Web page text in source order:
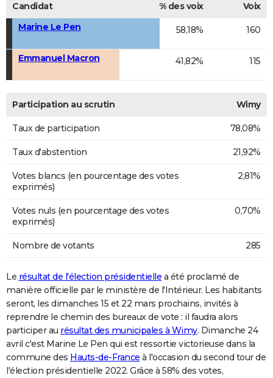
Candidat % des voix
Voix
Marine Le Pen
58,18% 160
Emmanuel Macron 41,82% 115
Participation au scrutin Wimy
Taux de participation 78,08%
Taux d'abstention 21,92%
Votes blancs (en pourcentage des votes
exprimés)
2,81%
Votes nuls (en pourcentage des votes
exprimés)
0,70%
Nombre de votants 285
Le résultat de l'élection présidentielle a été proclamé de
manière officielle par le ministère de l'Intérieur. Les habitants
seront, les dimanches 15 et 22 mars prochains, invités à
reprendre le chemin des bureaux de vote : il faudra alors
participer au résultat des municipales à Wimy. Dimanche 24
avril c'est Marine Le Pen qui est ressortie victorieuse dans la
commune des Hauts-de-France à l'occasion du second tour de
l'élection présidentielle 2022. Grâce à 58% des votes,